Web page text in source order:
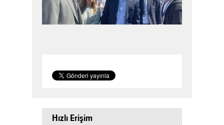
Hızlı Erişim